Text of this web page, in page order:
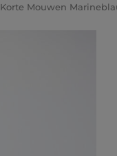
Mouwen